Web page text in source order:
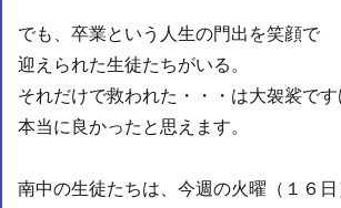
でも、卒業という人生の門出を笑顔で
迎えられた生徒たちがいる。
それだけで救われた・・・は大袈裟です
本当に良かったと思えます。
南中の生徒たちは、今週の火曜（１６日